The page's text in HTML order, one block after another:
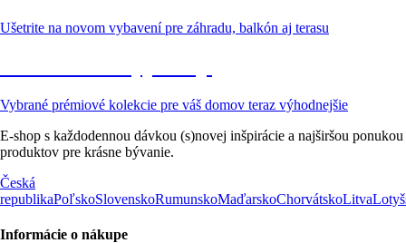
Ušetrite na novom vybavení pre záhradu, balkón aj terasu
Vybrané prémiové kolekcie pre váš domov teraz výhodnejšie
E-shop s každodennou dávkou (s)novej inšpirácie a najširšou ponukou
produktov pre krásne bývanie.
Česká
republikaPoľskoSlovenskoRumunskoMaďarskoChorvátskoLitva
Informácie o nákupe